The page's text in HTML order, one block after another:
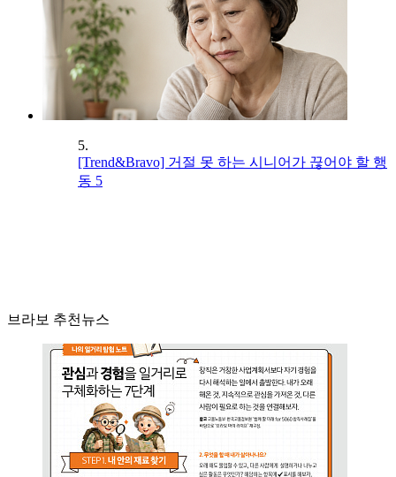
5.
[Trend&Bravo] 거절 못 하는 시니어가 끊어야 할 행
동 5
브라보 추천뉴스